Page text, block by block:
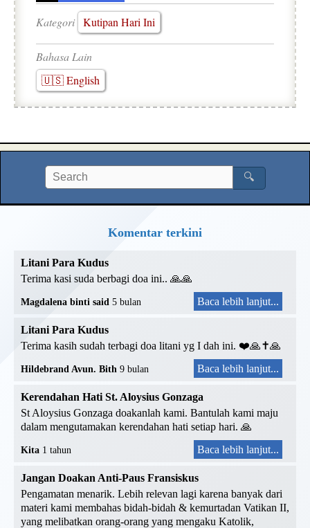
Kategori Kutipan Hari Ini
Bahasa Lain
🇺🇸 English
🔍
Komentar terkini
Litani Para Kudus
Terima kasi suda berbagi doa ini.. 🙏🙏
Magdalena binti said 5 bulan Baca lebih lanjut...
Litani Para Kudus
Terima kasih sudah terbagi doa litani yg I dah ini. ❤️🙏✝️🙏
Hildebrand Avun. Bith 9 bulan Baca lebih lanjut...
Kerendahan Hati St. Aloysius Gonzaga
St Aloysius Gonzaga doakanlah kami. Bantulah kami maju
dalam mengutamakan kerendahan hati setiap hari. 🙏
Kita 1 tahun Baca lebih lanjut...
Jangan Doakan Anti-Paus Fransiskus
Pengamatan menarik. Lebih relevan lagi karena banyak dari
materi kami membahas bidah-bidah & kemurtadan Vatikan II,
yang melibatkan orang-orang yang mengaku Katolik,